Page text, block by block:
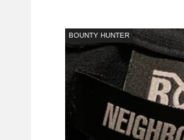
BOUNTY HUNTER